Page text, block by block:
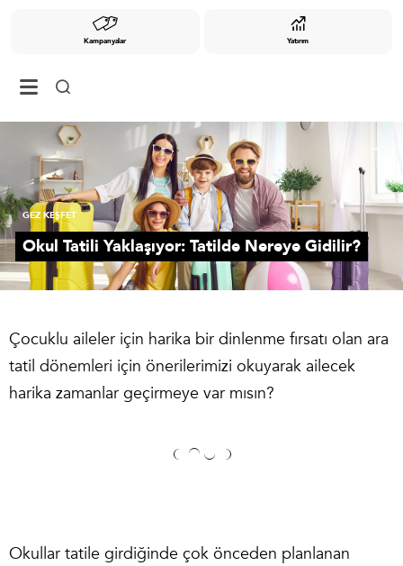
Kampanyalar Yatırım
GEZ KEŞFET
Okul Tatili Yaklaşıyor: Tatilde Nereye Gidilir?
Çocuklu aileler için harika bir dinlenme fırsatı olan ara
tatil dönemleri için önerilerimizi okuyarak ailecek
harika zamanlar geçirmeye var mısın?
Okullar tatile girdiğinde çok önceden planlanan